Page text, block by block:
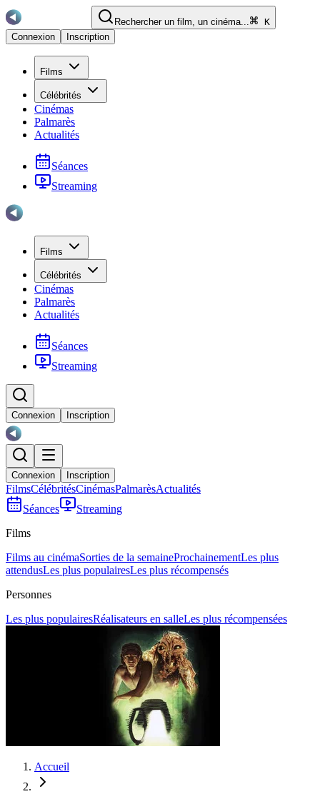
Rechercher un film, un cinéma...
K
Connexion
Inscription
Films
Célébrités
Cinémas
Palmarès
Actualités
Séances
Streaming
Films
Célébrités
Cinémas
Palmarès
Actualités
Séances
Streaming
Connexion Inscription
Connexion Inscription
FilmsCélébritésCinémasPalmarèsActualités
Séances
Streaming
Films
Films au cinémaSorties de la semaineProchainementLes plus
attendusLes plus populairesLes plus récompensés
Personnes
Les plus populairesRéalisateurs en salleLes plus récompensées
Accueil